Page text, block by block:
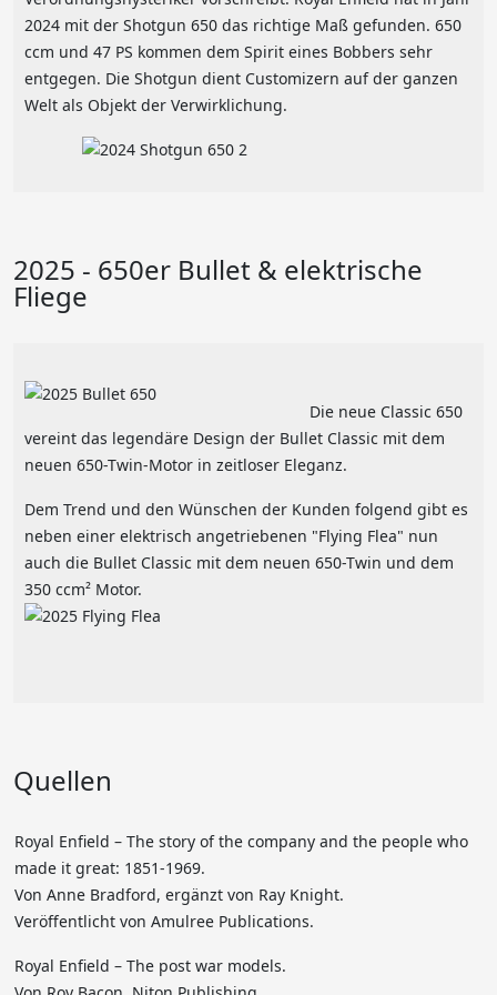
2024 mit der Shotgun 650 das richtige Maß gefunden. 650
ccm und 47 PS kommen dem Spirit eines Bobbers sehr
entgegen. Die Shotgun dient Customizern auf der ganzen
Welt als Objekt der Verwirklichung.
2025 - 650er Bullet & elektrische
Fliege
Die neue Classic 650
vereint das legendäre Design der Bullet Classic mit dem
neuen 650-Twin-Motor in zeitloser Eleganz.
Dem Trend und den Wünschen der Kunden folgend gibt es
neben einer elektrisch angetriebenen "Flying Flea" nun
auch die Bullet Classic mit dem neuen 650-Twin und dem
350 ccm² Motor.
Quellen
Royal Enfield – The story of the company and the people who
made it great: 1851-1969.
Von Anne Bradford, ergänzt von Ray Knight.
Veröffentlicht von Amulree Publications.
Royal Enfield – The post war models.